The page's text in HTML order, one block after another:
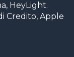
HeyLight.
Credito, Apple